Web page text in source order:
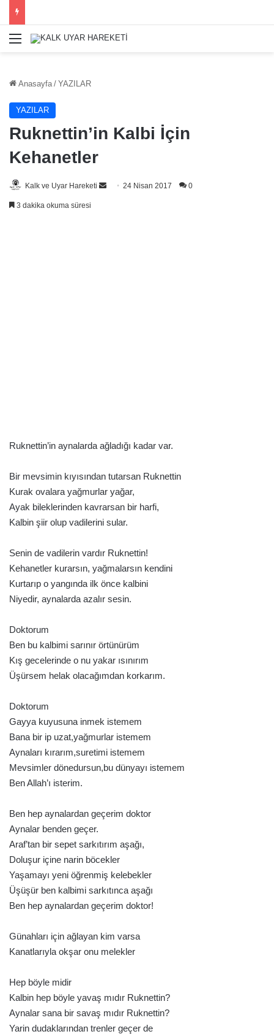
Menü
Anasayfa / YAZILAR
YAZILAR
Ruknettin’in Kalbi İçin
Kehanetler
Kalk ve Uyar Hareketi
Bir
24 Nisan 2017 0
3 dakika okuma süresi
Ruknettin’in aynalarda ağladığı kadar var.
Bir mevsimin kıyısından tutarsan Ruknettin
Kurak ovalara yağmurlar yağar,
Ayak bileklerinden kavrarsan bir harfi,
Kalbin şiir olup vadilerini sular.
Senin de vadilerin vardır Ruknettin!
Kehanetler kurarsın, yağmalarsın kendini
Kurtarıp o yangında ilk önce kalbini
Niyedir, aynalarda azalır sesin.
Doktorum
Ben bu kalbimi sarınır örtünürüm
Kış gecelerinde o nu yakar ısınırım
Üşürsem helak olacağımdan korkarım.
Doktorum
Gayya kuyusuna inmek istemem
Bana bir ip uzat,yağmurlar istemem
Aynaları kırarım,suretimi istemem
Mevsimler dönedursun,bu dünyayı istemem
Ben Allah’ı isterim.
Ben hep aynalardan geçerim doktor
Aynalar benden geçer.
Araf’tan bir sepet sarkıtırım aşağı,
Doluşur içine narin böcekler
Yaşamayı yeni öğrenmiş kelebekler
Üşüşür ben kalbimi sarkıtınca aşağı
Ben hep aynalardan geçerim doktor!
Günahları için ağlayan kim varsa
Kanatlarıyla okşar onu melekler
Hep böyle midir
Kalbin hep böyle yavaş mıdır Ruknettin?
Aynalar sana bir savaş mıdır Ruknettin?
Yarin dudaklarından trenler geçer de